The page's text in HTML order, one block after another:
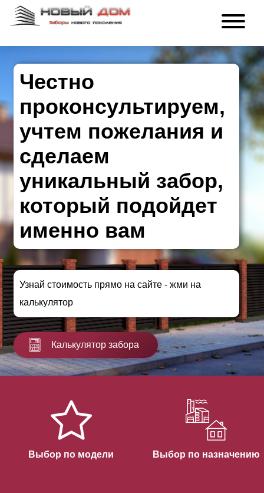
Честно
проконсультируем,
учтем пожелания и
сделаем
уникальный забор,
который подойдет
именно вам
Узнай стоимость прямо на сайте - жми на
калькулятор
Калькулятор забора
Выбор по модели Выбор по назначению